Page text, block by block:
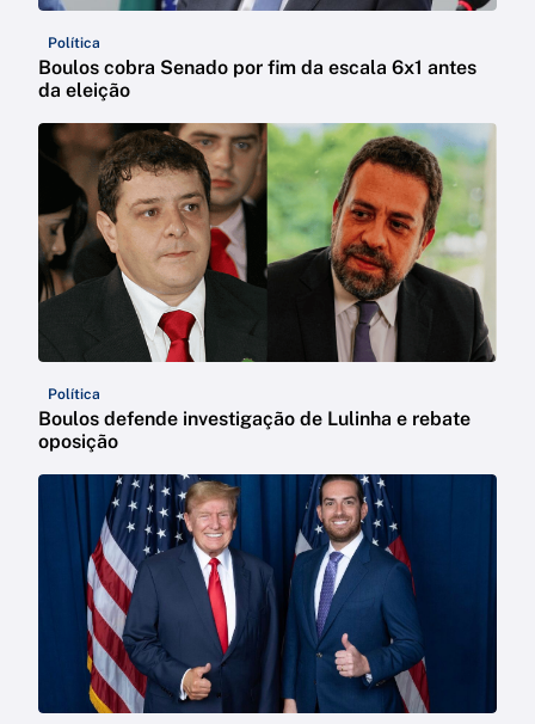
Política
Boulos cobra Senado por fim da escala 6x1 antes
da eleição
Política
Boulos defende investigação de Lulinha e rebate
oposição